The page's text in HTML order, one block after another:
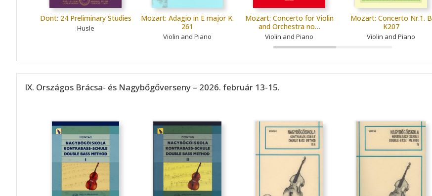
Dont: 24 Preliminary Studies
Husle
Mozart: Adagio in E major K.
261
Violin and Piano
Mozart: Concerto for Violin
and Orchestra no…
Violin and Piano
Mozart: Concerto Nr.1. B
K207
Violin and Piano
IX. Országos Brácsa- és Nagybőgőverseny – 2026. február 13-15.